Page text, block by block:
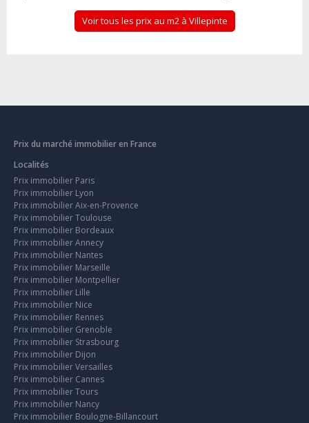
Voir tous les prix au m2 à Villepinte
Prix du marché immobilier en France
Localités
Prix immobilier Paris
Prix immobilier Lyon
Prix immobilier Aix-en-Provence
Prix immobilier Toulouse
Prix immobilier Bordeaux
Prix immobilier Annecy
Prix immobilier Nantes
Prix immobilier Marseille
Prix immobilier Montpellier
Prix immobilier Lille
Prix immobilier Nice
Prix immobilier Rennes
Prix immobilier Grenoble
Prix immobilier Strasbourg
Prix immobilier Dijon
Prix immobilier Versailles
Prix immobilier Cannes
Prix immobilier Tours
Prix immobilier Nancy
Prix immobilier Boulogne-Billancourt